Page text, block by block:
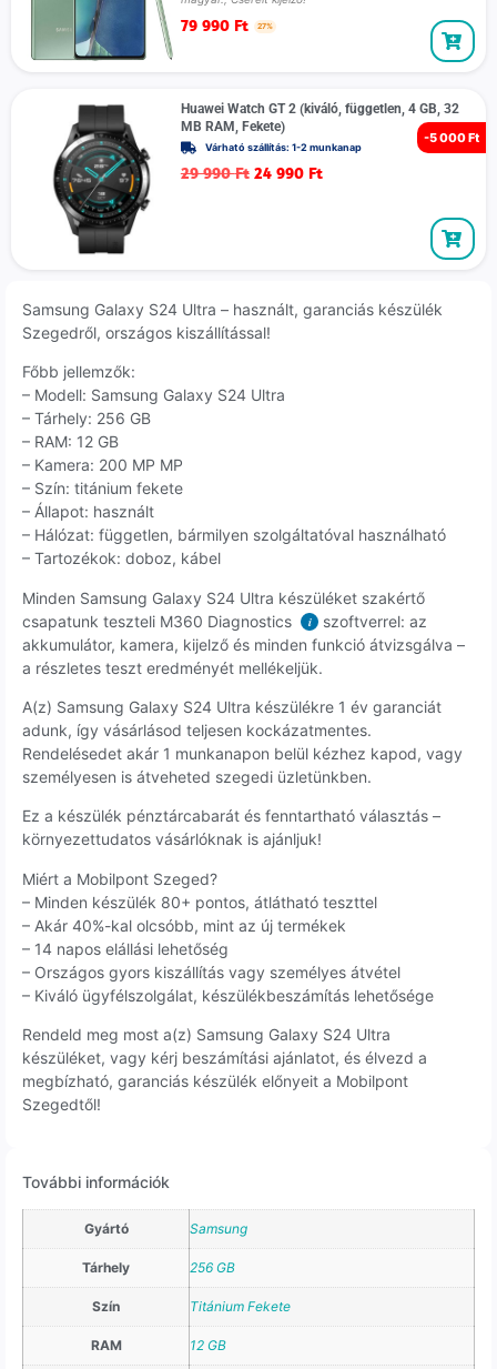
79 990 Ft 27%
-5 000 Ft
Huawei Watch GT 2 (kiváló, független, 4 GB, 32
MB RAM, Fekete)
Várható szállítás: 1-2 munkanap
29 990Ft 24 990 Ft
Samsung Galaxy S24 Ultra – használt, garanciás készülék
Szegedről, országos kiszállítással!
Főbb jellemzők:
– Modell: Samsung Galaxy S24 Ultra
– Tárhely: 256 GB
– RAM: 12 GB
– Kamera: 200 MP MP
– Szín: titánium fekete
– Állapot: használt
– Hálózat: független, bármilyen szolgáltatóval használható
– Tartozékok: doboz, kábel
Minden Samsung Galaxy S24 Ultra készüléket szakértő
csapatunk teszteli M360 Diagnostics
i
szoftverrel: az
akkumulátor, kamera, kijelző és minden funkció átvizsgálva –
a részletes teszt eredményét mellékeljük.
A(z) Samsung Galaxy S24 Ultra készülékre 1 év garanciát
adunk, így vásárlásod teljesen kockázatmentes.
Rendelésedet akár 1 munkanapon belül kézhez kapod, vagy
személyesen is átveheted szegedi üzletünkben.
Ez a készülék pénztárcabarát és fenntartható választás –
környezettudatos vásárlóknak is ajánljuk!
Miért a Mobilpont Szeged?
– Minden készülék 80+ pontos, átlátható teszttel
– Akár 40%-kal olcsóbb, mint az új termékek
– 14 napos elállási lehetőség
– Országos gyors kiszállítás vagy személyes átvétel
– Kiváló ügyfélszolgálat, készülékbeszámítás lehetősége
Rendeld meg most a(z) Samsung Galaxy S24 Ultra
készüléket, vagy kérj beszámítási ajánlatot, és élvezd a
megbízható, garanciás készülék előnyeit a Mobilpont
Szegedtől!
További információk
Gyártó Samsung
Tárhely 256 GB
Szín Titánium Fekete
RAM 12 GB